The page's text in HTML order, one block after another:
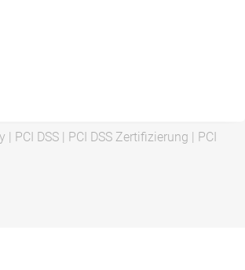
PCI DSS PCI DSS Zertifizierung
PCI